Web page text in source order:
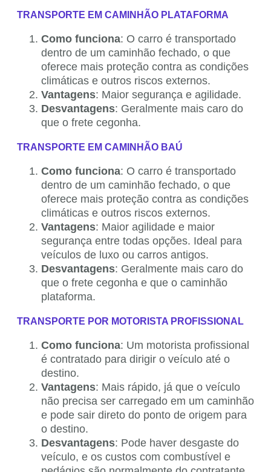
TRANSPORTE EM CAMINHÃO PLATAFORMA
Como funciona: O carro é transportado
dentro de um caminhão fechado, o que
oferece mais proteção contra as condições
climáticas e outros riscos externos.
Vantagens: Maior segurança e agilidade.
Desvantagens: Geralmente mais caro do
que o frete cegonha.
TRANSPORTE EM CAMINHÃO BAÚ
Como funciona: O carro é transportado
dentro de um caminhão fechado, o que
oferece mais proteção contra as condições
climáticas e outros riscos externos.
Vantagens: Maior agilidade e maior
segurança entre todas opções. Ideal para
veículos de luxo ou carros antigos.
Desvantagens: Geralmente mais caro do
que o frete cegonha e que o caminhão
plataforma.
TRANSPORTE POR MOTORISTA PROFISSIONAL
Como funciona: Um motorista profissional
é contratado para dirigir o veículo até o
destino.
Vantagens: Mais rápido, já que o veículo
não precisa ser carregado em um caminhão
e pode sair direto do ponto de origem para
o destino.
Desvantagens: Pode haver desgaste do
veículo, e os custos com combustível e